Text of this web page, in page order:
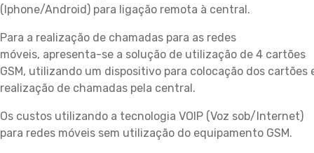
(Iphone/Android) para ligação remota à central.
Para a realização de chamadas para as redes
móveis, apresenta-se a solução de utilização de 4 cartões
GSM, utilizando um dispositivo para colocação dos cartões
realização de chamadas pela central.
Os custos utilizando a tecnologia VOIP (Voz sob/Internet)
para redes móveis sem utilização do equipamento GSM.